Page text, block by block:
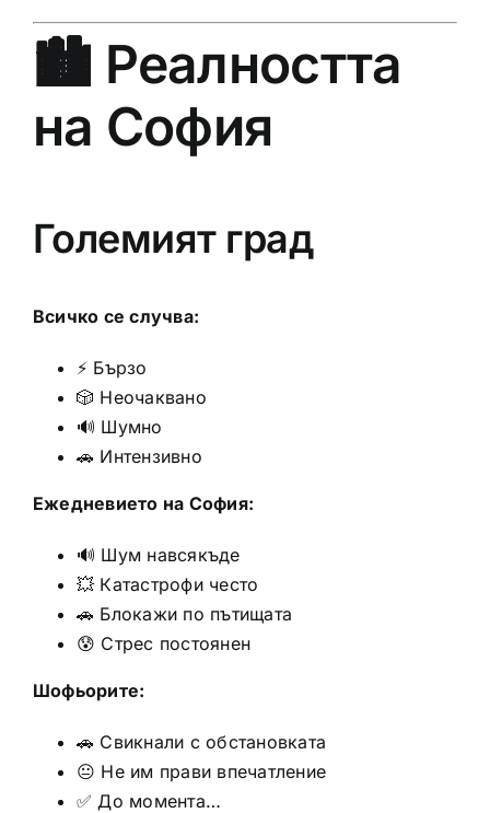
🏙️ Реалността
на София
Големият град
Всичко се случва:
⚡ Бързо
🎲 Неочаквано
🔊 Шумно
🚗 Интензивно
Ежедневието на София:
🔊 Шум навсякъде
💥 Катастрофи често
🚗 Блокажи по пътищата
😰 Стрес постоянен
Шофьорите:
🚗 Свикнали с обстановката
😐 Не им прави впечатление
✅ До момента…